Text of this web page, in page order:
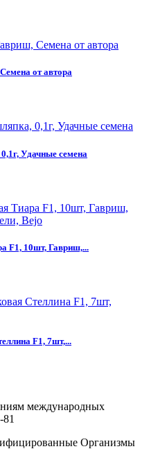
от автора
Удачные семена
F1, 10шт, Гавриш,...
F1, 7шт,...
международных
Организмы